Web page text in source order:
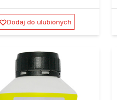
Dodaj do ulubionych